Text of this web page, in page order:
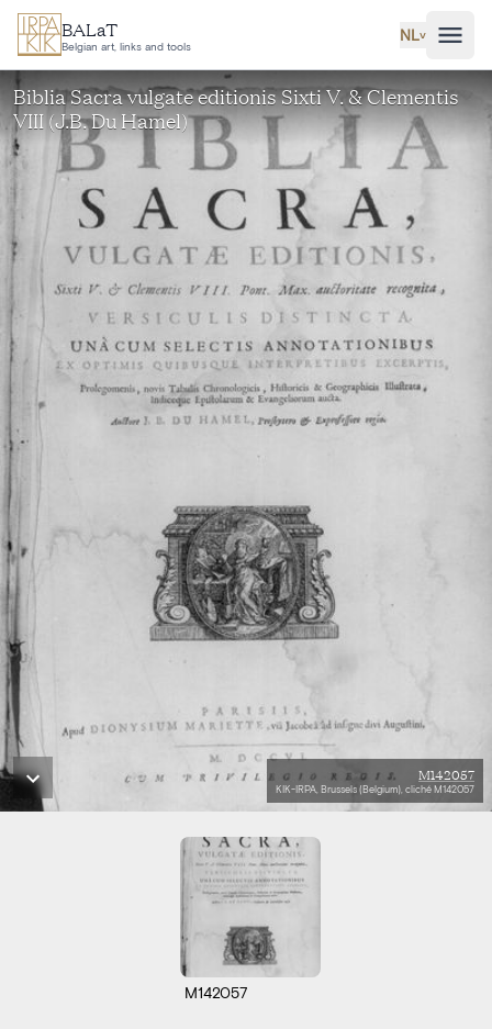
Ga naar hoofdinhoud
BALaT
Belgian art, links and tools
NL˅
Biblia Sacra vulgate editionis Sixti V. & Clementis
VIII (J.B. Du Hamel)
M142057
KIK-IRPA, Brussels (Belgium), cliché M142057
M142057